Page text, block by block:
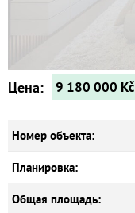
Цена: 9 180 000 Kč
Номер объекта:
Планировка:
Общая площадь: